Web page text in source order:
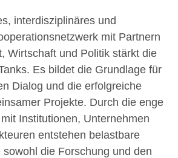
interdisziplinäres und
mit Partnern
Wirtschaft und Politik stärkt die
Es bildet die Grundlage für
Dialog und die erfolgreiche
Projekte. Durch die enge
Institutionen, Unternehmen
entstehen belastbare
die Forschung und den